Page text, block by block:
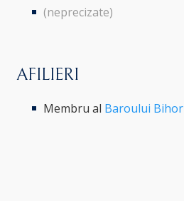
(neprecizate)
AFILIERI
Membru al Baroului Bihor